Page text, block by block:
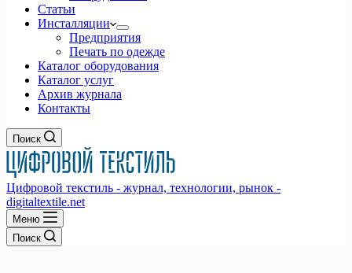
Статьи
Инсталляции
Предприятия
Печать по одежде
Каталог оборудования
Каталог услуг
Архив журнала
Контакты
Поиск
Цифровой текстиль - журнал, технологии, рынок -
digitaltextile.net
Меню
Поиск